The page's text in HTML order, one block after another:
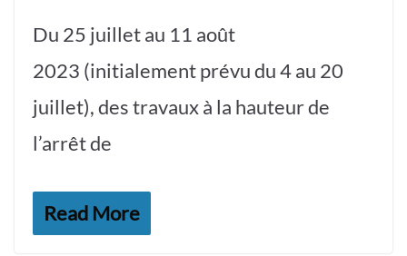
Du 25 juillet au 11 août
2023 (initialement prévu du 4 au 20
juillet), des travaux à la hauteur de
l’arrêt de
Read More